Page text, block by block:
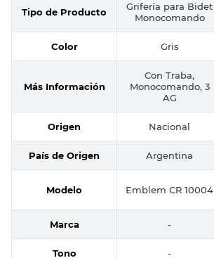
Tipo de Producto
Grifería para Bidet
Monocomando
Color Gris
Más Información
Con Traba,
Monocomando, 3
AG
Origen Nacional
País de Origen Argentina
Modelo Emblem CR 10004
Marca -
Tono -